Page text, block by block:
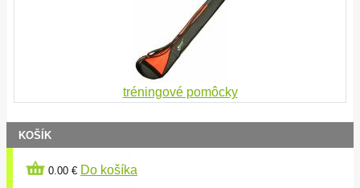
tréningové pomôcky
KOŠÍK
0.00 € Do košíka